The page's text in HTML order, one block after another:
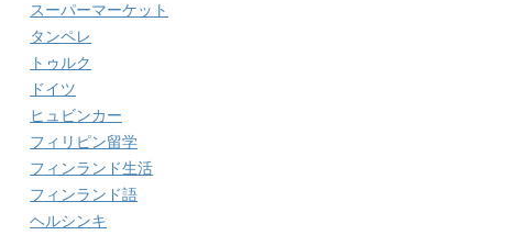
スーパーマーケット
タンペレ
トゥルク
ドイツ
ヒュビンカー
フィリピン留学
フィンランド生活
フィンランド語
ヘルシンキ